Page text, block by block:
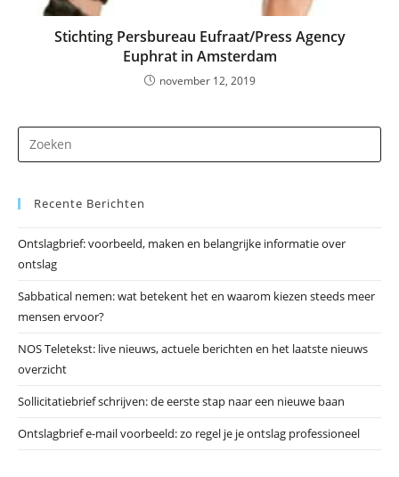
Stichting Persbureau Eufraat/Press Agency
Euphrat in Amsterdam
november 12, 2019
op
Recente Berichten
Ontslagbrief: voorbeeld, maken en belangrijke informatie over
ontslag
Sabbatical nemen: wat betekent het en waarom kiezen steeds meer
mensen ervoor?
NOS Teletekst: live nieuws, actuele berichten en het laatste nieuws
overzicht
Sollicitatiebrief schrijven: de eerste stap naar een nieuwe baan
Ontslagbrief e-mail voorbeeld: zo regel je je ontslag professioneel